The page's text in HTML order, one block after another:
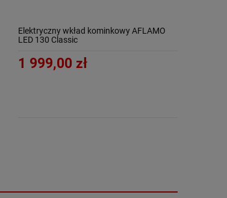
Elektryczny wkład kominkowy AFLAMO
LED 130 Classic
1 999,00 zł